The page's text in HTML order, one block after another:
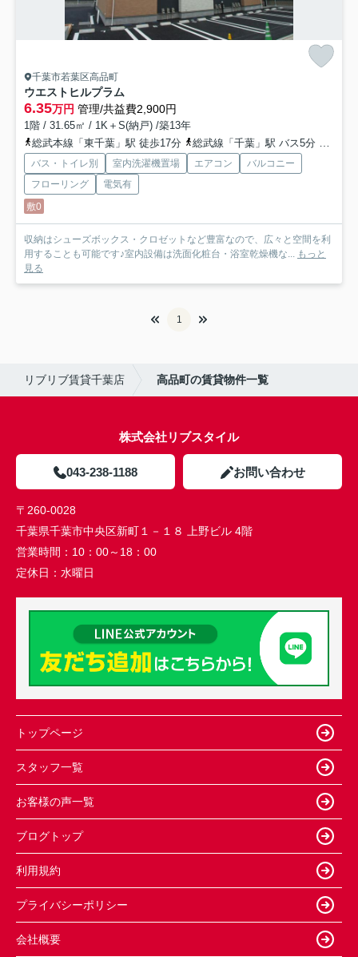
千葉市若葉区高品町
ウエストヒルプラム
6.35万円 管理/共益費2,900円
1階 / 31.65㎡ / 1K＋S(納戸) /築13年
総武本線「東千葉」駅 徒歩17分
総武線「千葉」駅 バス5分 「高品坂下」 停歩4分
バス・トイレ別 室内洗濯機置場 エアコン
バルコニー
フローリング
電気有
敷0
収納はシューズボックス・クロゼットなど豊富なので、広々と空間を利
用することも可能です♪室内設備は洗面化粧台・浴室乾燥機な... もっと
見る
1
リブリブ賃貸千葉店 高品町の賃貸物件一覧
株式会社リブスタイル
043-238-1188 お問い合わせ
〒260-0028
千葉県千葉市中央区新町１－１８ 上野ビル 4階
営業時間： 10：00～18：00
定休日： 水曜日
トップページ
スタッフ一覧
お客様の声一覧
ブログトップ
利用規約
プライバシーポリシー
会社概要